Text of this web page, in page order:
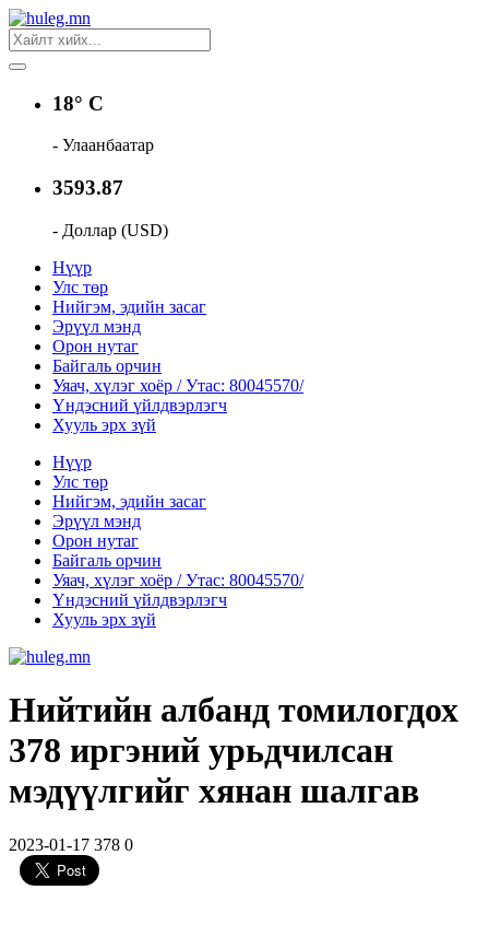
18° C
- Улаанбаатар
3593.87
- Доллар (USD)
Нүүр
Улс төр
Нийгэм, эдийн засаг
Эрүүл мэнд
Орон нутаг
Байгаль орчин
Уяач, хүлэг хоёр / Утас: 80045570/
Үндэсний үйлдвэрлэгч
Хууль эрх зүй
Нүүр
Улс төр
Нийгэм, эдийн засаг
Эрүүл мэнд
Орон нутаг
Байгаль орчин
Уяач, хүлэг хоёр / Утас: 80045570/
Үндэсний үйлдвэрлэгч
Хууль эрх зүй
Нийтийн албанд томилогдох
378 иргэний урьдчилсан
мэдүүлгийг хянан шалгав
2023-01-17 378 0